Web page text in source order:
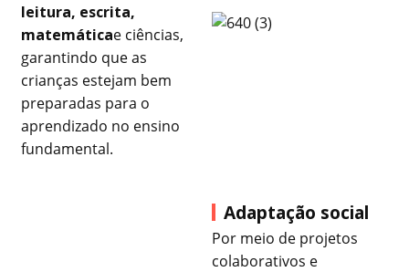
leitura, escrita,
matemáticae ciências,
garantindo que as
crianças estejam bem
preparadas para o
aprendizado no ensino
fundamental.
Adaptação social
Por meio de projetos
colaborativos e